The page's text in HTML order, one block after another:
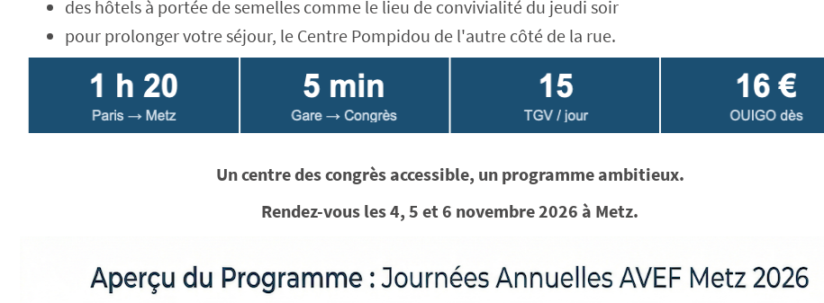
des hôtels à portée de semelles comme le lieu de convivialité du jeudi soir
pour prolonger votre séjour, le Centre Pompidou de l'autre côté de la rue.
Un centre des congrès accessible, un programme ambitieux.
Rendez-vous les 4, 5 et 6 novembre 2026 à Metz.